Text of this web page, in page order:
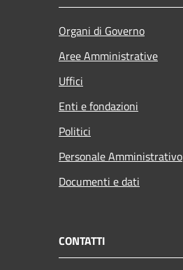
Organi di Governo
Aree Amministrative
Uffici
Enti e fondazioni
Politici
Personale Amministrativo
Documenti e dati
CONTATTI